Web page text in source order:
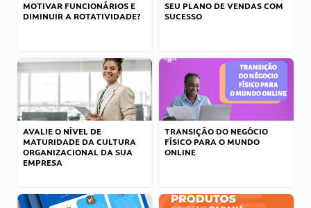
MOTIVAR FUNCIONÁRIOS E
DIMINUIR A ROTATIVIDADE?
SEU PLANO DE VENDAS COM
SUCESSO
AVALIE O NÍVEL DE
MATURIDADE DA CULTURA
ORGANIZACIONAL DA SUA
EMPRESA
TRANSIÇÃO DO NEGÓCIO
FÍSICO PARA O MUNDO
ONLINE